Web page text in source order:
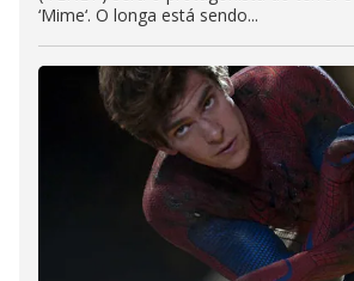
‘Mime‘. O longa está sendo...